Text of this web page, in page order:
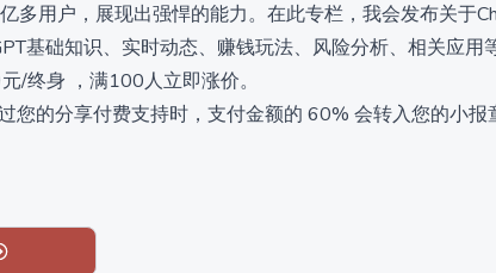
多用户，展现出强悍的能力。在此专栏，我会发布关于
基础知识、实时动态、赚钱玩法、风险分析、相关应用等
/终身 ，满100人立即涨价。
您的分享付费支持时，支付金额的 60% 会转入您的小报